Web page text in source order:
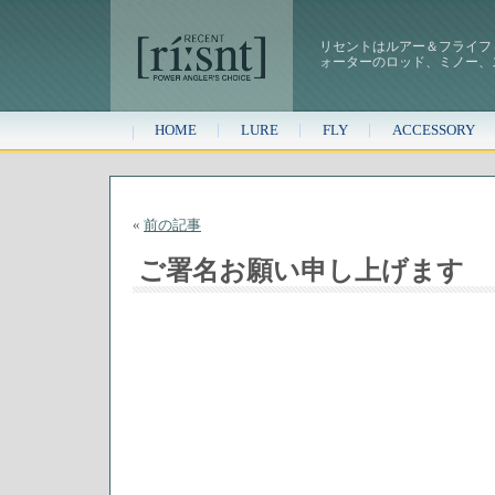
リセントはルアー＆フライ
ォーターのロッド、ミノー
HOME LURE FLY ACCESSORY
« 前の記事
ご署名お願い申し上げます